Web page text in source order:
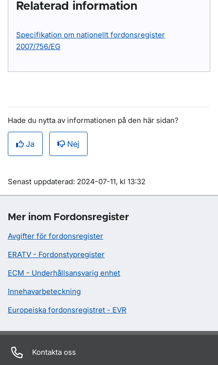
Relaterad information
Specifikation om nationellt fordonsregister
2007/756/EG
Hade du nytta av informationen på den här sidan?
Ja Nej
Om sidan
Senast uppdaterad: 2024-07-11, kl 13:32
Mer inom Fordonsregister
Avgifter för fordonsregister
ERATV - Fordonstypregister
ECM - Underhållsansvarig enhet
Innehavarbeteckning
Europeiska fordonsregistret - EVR
Kontakta oss